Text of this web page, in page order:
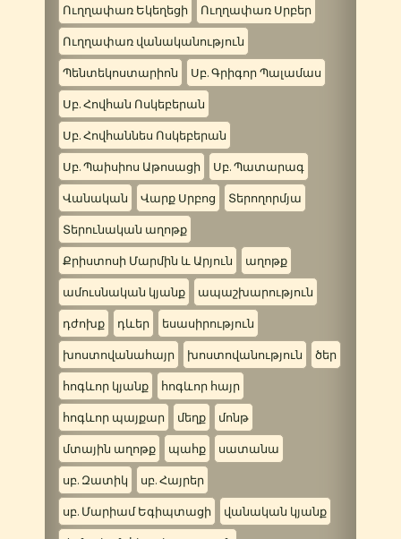
Ուղղափառ Եկեղեցի Ուղղափառ Սրբեր
Ուղղափառ վանականություն
Պենտեկոստարիոն Սբ. Գրիգոր Պալամաս
Սբ. Հովհան Ոսկեբերան
Սբ. Հովհաննես Ոսկեբերան
Սբ. Պաիսիոս Աթոսացի Սբ. Պատարագ
Վանական Վարք Սրբոց Տերողորմյա
Տերունական աղոթք
Քրիստոսի Մարմին և Արյուն աղոթք
ամուսնական կյանք ապաշխարություն
դժոխք դևեր եսասիրություն
խոստովանահայր խոստովանություն ծեր
հոգևոր կյանք հոգևոր հայր
հոգևոր պայքար մեղք մոնթ
մտային աղոթք պահք սատանա
սբ. Զատիկ սբ. Հայրեր
սբ. Մարիամ Եգիպտացի վանական կյանք